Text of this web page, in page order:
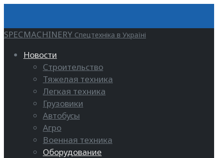
SPECMACHINERY Спецтехніка в Україні
Новости
Строительство
Тяжелая техника
Легкая техника
Грузовики
Автобусы
Агро
Военная техника
Оборудование